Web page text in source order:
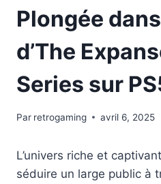
Plongée
d’The
Series sur
Par retrogaming avril 6, 2025
L’univers riche et
séduire un large public à